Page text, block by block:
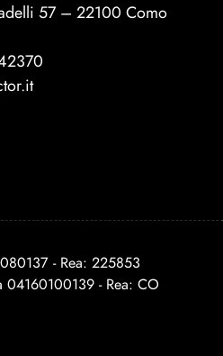
57 – 22100 Como
- Rea: 225853
04160100139 - Rea: CO